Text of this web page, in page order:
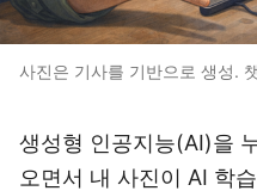
사진은 기사를 기반으로 생성.
생성형 인공지능(AI)을
오면서 내 사진이 AI 학